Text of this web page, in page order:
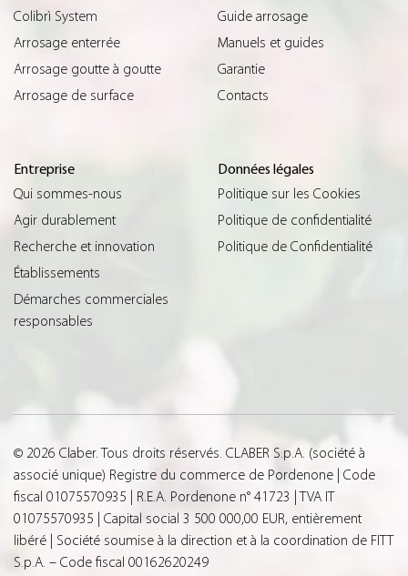
Colibrì System
Arrosage enterrée
Arrosage goutte à goutte
Arrosage de surface
Guide arrosage
Manuels et guides
Garantie
Contacts
Entreprise
Qui sommes-nous
Agir durablement
Recherche et innovation
Établissements
Démarches commerciales
responsables
Données légales
Politique sur les Cookies
Politique de confidentialité
Politique de Confidentialité
© 2026 Claber. Tous droits réservés. CLABER S.p.A. (société à
associé unique) Registre du commerce de Pordenone | Code
fiscal 01075570935 | R.E.A. Pordenone n° 41723 | TVA IT
01075570935 | Capital social 3 500 000,00 EUR, entièrement
libéré | Société soumise à la direction et à la coordination de FITT
S.p.A. – Code fiscal 00162620249